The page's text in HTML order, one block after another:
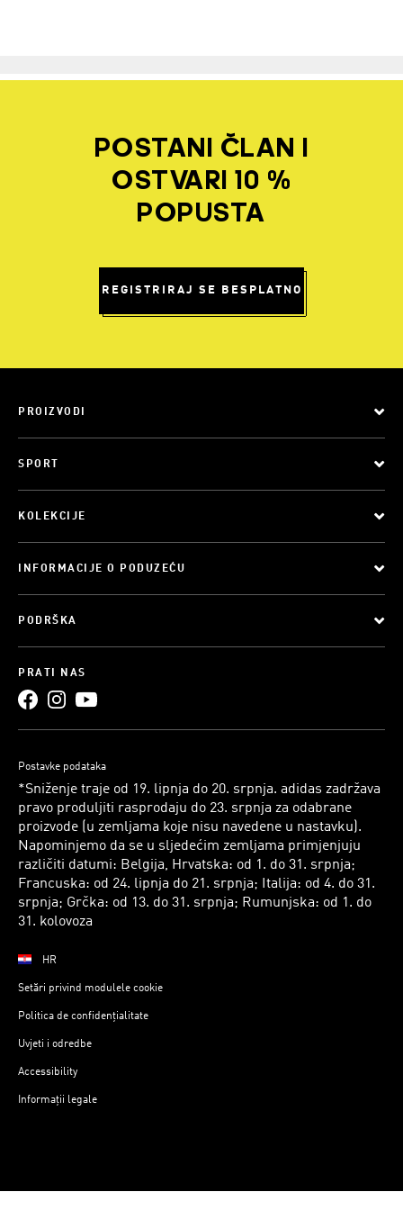
POSTANI ČLAN I
OSTVARI 10 %
POPUSTA
REGISTRIRAJ SE BESPLATNO
PROIZVODI
SPORT
KOLEKCIJE
INFORMACIJE O PODUZEĆU
PODRŠKA
PRATI NAS
Postavke podataka
*Sniženje traje od 19. lipnja do 20. srpnja. adidas zadržava
pravo produljiti rasprodaju do 23. srpnja za odabrane
proizvode (u zemljama koje nisu navedene u nastavku).
Napominjemo da se u sljedećim zemljama primjenjuju
različiti datumi: Belgija, Hrvatska: od 1. do 31. srpnja;
Francuska: od 24. lipnja do 21. srpnja; Italija: od 4. do 31.
srpnja; Grčka: od 13. do 31. srpnja; Rumunjska: od 1. do
31. kolovoza
HR
Setări privind modulele cookie
Politica de confidențialitate
Uvjeti i odredbe
Accessibility
Informații legale